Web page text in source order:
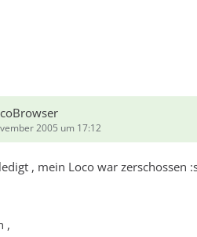
2005 um 17:12
, mein Loco war zerschossen
,